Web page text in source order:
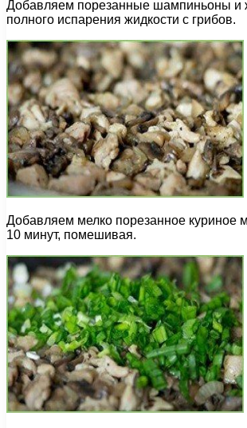
Добавляем порезанные шампиньоны и
полного испарения жидкости с грибов.
Добавляем мелко порезанное куриное
10 минут, помешивая.